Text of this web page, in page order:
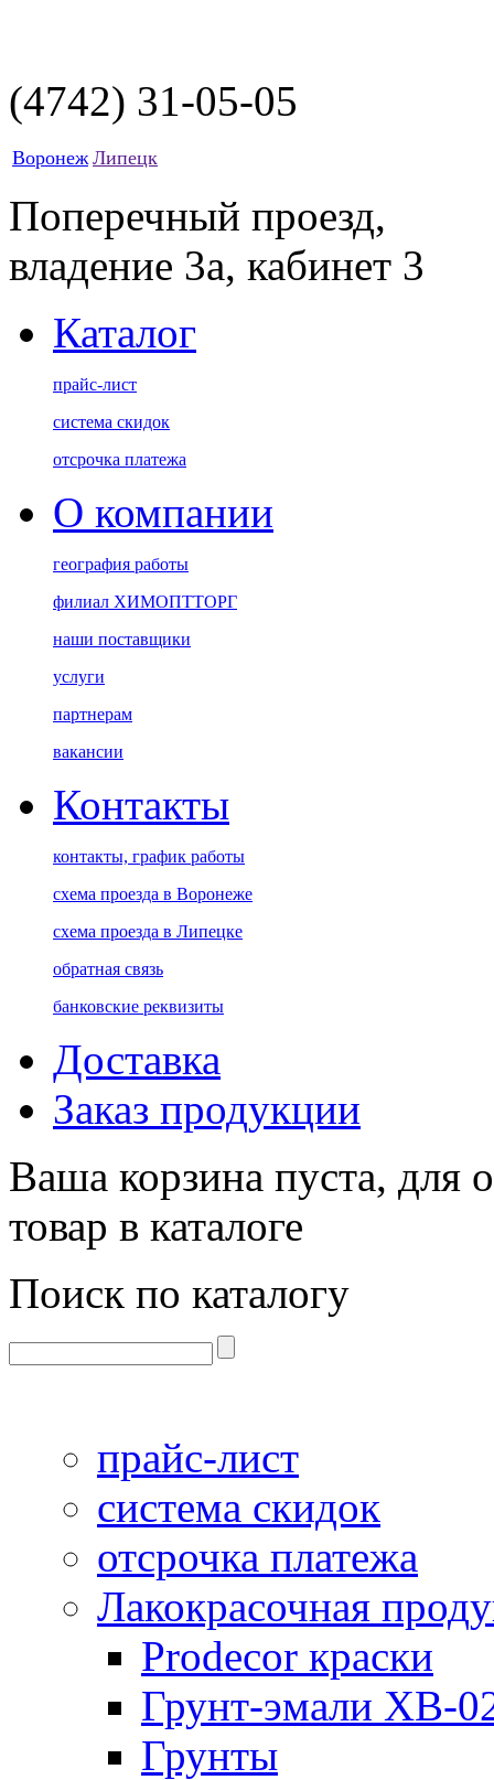
(4742) 31-05-05
Воронеж Липецк
Поперечный проезд,
владение 3а, кабинет 3
Каталог
прайс-лист
система скидок
отсрочка платежа
О компании
география работы
филиал ХИМОПТТОРГ
наши поставщики
услуги
партнерам
вакансии
Контакты
контакты, график работы
схема проезда в Воронеже
схема проезда в Липецке
обратная связь
банковские реквизиты
Доставка
Заказ продукции
Ваша корзина пуста, для
товар в каталоге
Поиск по каталогу
прайс-лист
система скидок
отсрочка платежа
Лакокрасочная
Prodecor краски
Грунт-эмали ХВ-
Грунты